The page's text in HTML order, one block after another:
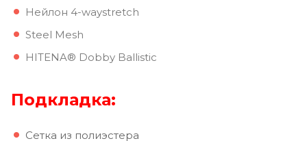
Нейлон 4-waystretch
Steel Mesh
HITENA® Dobby Ballistic
Подкладка:
Сетка из полиэстера